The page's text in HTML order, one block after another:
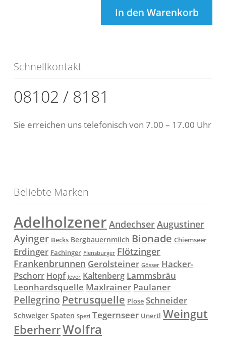
In den Warenkorb
Schnellkontakt
08102 / 8181
Sie erreichen uns telefonisch von 7.00 – 17.00 Uhr
Beliebte Marken
Adelholzener AndechserAugustiner
Ayinger Becks Bergbauernmilch Bionade Chiemseer
Erdinger Fachinger Flensburger Flötzinger
Frankenbrunnen Gerolsteiner Gösser Hacker-
Pschorr Hopf Jever Kaltenberg Lammsbräu
Leonhardsquelle Maxlrainer Paulaner
Pellegrino Petrusquelle Plose Schneider
Schweiger Spaten Spezi Tegernseer Unertl Weingut
EberherrWolfra